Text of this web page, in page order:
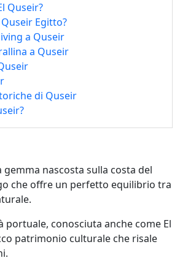
Quseir?
Egitto?
a Quseir
a Quseir
di Quseir
gemma nascosta sulla costa del
che offre un perfetto equilibrio tra
portuale, conosciuta anche come El
patrimonio culturale che risale